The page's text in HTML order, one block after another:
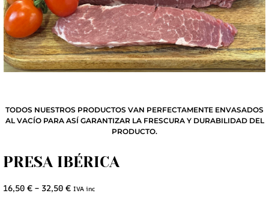
PRESA IBÉRICA
16,50 € – 32,50 € IVA inc
TODOS NUESTROS PRODUCTOS VAN PERFECTAMENTE ENVASADOS
AL VACÍO PARA ASÍ GARANTIZAR LA FRESCURA Y DURABILIDAD DEL
PRODUCTO.